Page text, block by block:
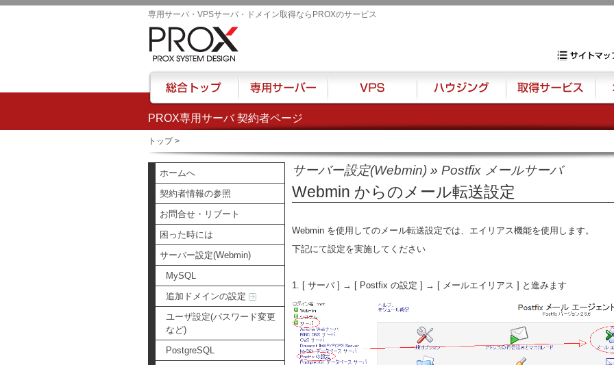
PROX専用サーバ 契約者ページ
専用サーバ・VPSサーバ・ドメイン取得ならPROXのサービス
トップ>
ホームへ
契約者情報の参照
お問合せ・リブート
困った時には
サーバー設定(Webmin)
MySQL
追加ドメインの設定
ユーザ設定(パスワード変更
など)
PostgreSQL
サーバー設定(Webmin)» Postfix メールサーバ
Webmin からのメール転送設定
Webmin を使用してのメール転送設定では、エイリアス機能を使用します。
下記にて設定を実施してください
1. [ サーバ ] → [ Postfix の設定 ] → [ メールエイリアス ] と進みます
総合トップ 専用サーバー VPS ハウジング 取得サービス オプ